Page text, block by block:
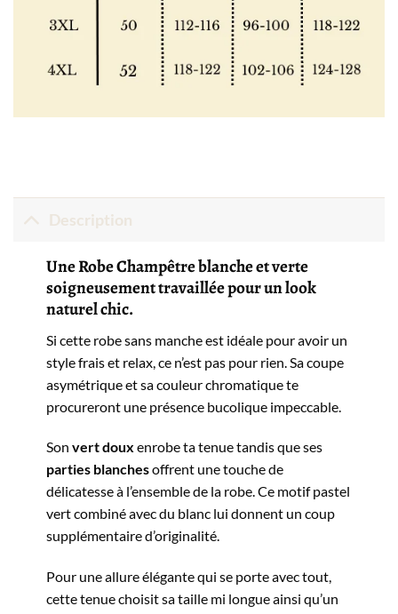
Description
Une Robe Champêtre blanche et verte
soigneusement travaillée pour un look
naturel chic.
Si cette robe sans manche est idéale pour avoir un
style frais et relax, ce n’est pas pour rien. Sa coupe
asymétrique et sa couleur chromatique te
procureront une présence bucolique impeccable.
Son vert doux enrobe ta tenue tandis que ses
parties blanchesoffrent une touche de
délicatesse à l’ensemble de la robe. Ce motif pastel
vert combiné avec du blanc lui donnent un coup
supplémentaire d’originalité.
Pour une allure élégante qui se porte avec tout,
cette tenue choisit sa taille mi longue ainsi qu’un